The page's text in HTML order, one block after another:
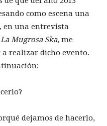
como escena una
en una entrevista
La Mugrosa Ska, me
realizar dicho evento.
dejamos de hacerlo,